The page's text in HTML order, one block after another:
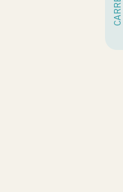
un sistema a
nel tempo e tre
adattare a ogni
supporto Gripple
di tempo
facilità di utilizzo
il video per vedere i
al canale
perderti le nostre